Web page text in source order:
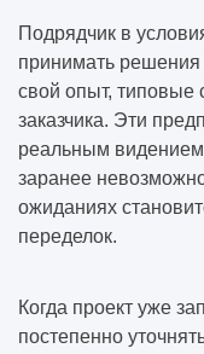
Подрядчик в
принимать решения
свой опыт, типовые
заказчика. Эти
реальным видением
заранее
ожиданиях
переделок.
Когда проект уже
постепенно